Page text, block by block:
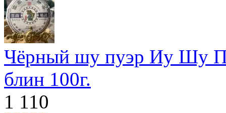
Чёрный шу пуэр Иу Шу
блин 100г.
1 110